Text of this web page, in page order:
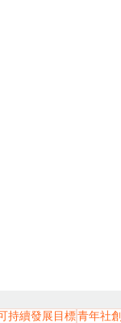
持續發展目標青年社創